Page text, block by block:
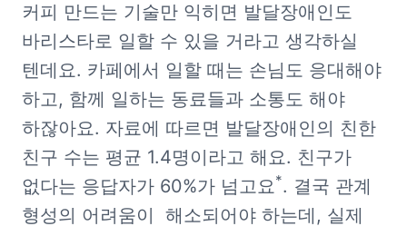
커피 만드는 기술만 익히면 발달장애인도
바리스타로 일할 수 있을 거라고 생각하실
텐데요. 카페에서 일할 때는 손님도 응대해야
하고, 함께 일하는 동료들과 소통도 해야
하잖아요. 자료에 따르면 발달장애인의 친한
친구 수는 평균 1.4명이라고 해요. 친구가
없다는 응답자가 60%가 넘고요 *. 결국 관계
형성의 어려움이  해소되어야 하는데, 실제